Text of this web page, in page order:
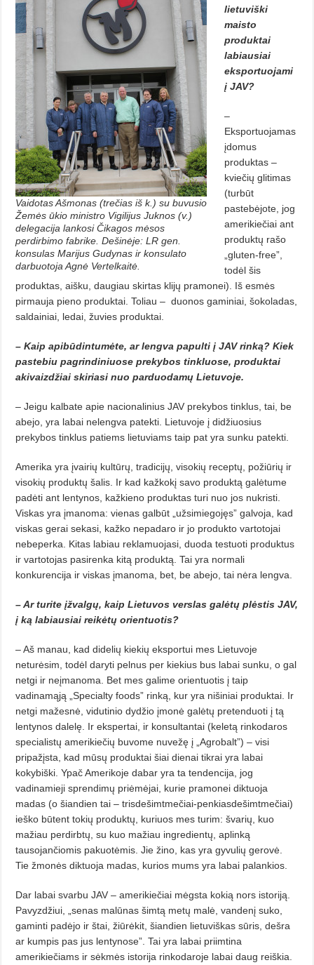
Vaidotas Ašmonas (trečias iš k.) su buvusio
Žemės ūkio ministro Vigilijus Juknos (v.)
delegacija lankosi Čikagos mėsos
perdirbimo fabrike. Dešinėje: LR gen.
konsulas Marijus Gudynas ir konsulato
darbuotoja Agnė Vertelkaitė.
lietuviški
maisto
produktai
labiausiai
eksportuojami
į JAV?
–
Eksportuojamas
įdomus
produktas –
kviečių glitimas
(turbūt
pastebėjote, jog
amerikiečiai ant
produktų rašo
„gluten-free”,
todėl šis
produktas, aišku, daugiau skirtas klijų pramonei). Iš esmės
pirmauja pieno produktai. Toliau – duonos gaminiai, šokoladas,
saldainiai, ledai, žuvies produktai.
– Kaip apibūdintumėte, ar lengva papulti į JAV rinką? Kiek
pastebiu pagrindiniuose prekybos tinkluose, produktai
akivaizdžiai skiriasi nuo parduodamų Lietuvoje.
– Jeigu kalbate apie nacionalinius JAV prekybos tinklus, tai, be
abejo, yra labai nelengva patekti. Lietuvoje į didžiuosius
prekybos tinklus patiems lietuviams taip pat yra sunku patekti.
Amerika yra įvairių kultūrų, tradicijų, visokių receptų, požiūrių ir
visokių produktų šalis. Ir kad kažkokį savo produktą galėtume
padėti ant lentynos, kažkieno produktas turi nuo jos nukristi.
Viskas yra įmanoma: vienas galbūt „užsimiegojęs” galvoja, kad
viskas gerai sekasi, kažko nepadaro ir jo produkto vartotojai
nebeperka. Kitas labiau reklamuojasi, duoda testuoti produktus
ir vartotojas pasirenka kitą produktą. Tai yra normali
konkurencija ir viskas įmanoma, bet, be abejo, tai nėra lengva.
– Ar turite įžvalgų, kaip Lietuvos verslas galėtų plėstis JAV,
į ką labiausiai reikėtų orientuotis?
– Aš manau, kad didelių kiekių eksportui mes Lietuvoje
neturėsim, todėl daryti pelnus per kiekius bus labai sunku, o gal
netgi ir neįmanoma. Bet mes galime orientuotis į taip
vadinamąją „Specialty foods” rinką, kur yra nišiniai produktai. Ir
netgi mažesnė, vidutinio dydžio įmonė galėtų pretenduoti į tą
lentynos dalelę. Ir ekspertai, ir konsultantai (keletą rinkodaros
specialistų amerikiečių buvome nuvežę į „Agrobalt”) – visi
pripažįsta, kad mūsų produktai šiai dienai tikrai yra labai
kokybiški. Ypač Amerikoje dabar yra ta tendencija, jog
vadinamieji sprendimų priėmėjai, kurie pramonei diktuoja
madas (o šiandien tai – trisdešimtmečiai-penkiasdešimtmečiai)
ieško būtent tokių produktų, kuriuos mes turim: švarių, kuo
mažiau perdirbtų, su kuo mažiau ingredientų, aplinką
tausojančiomis pakuotėmis. Jie žino, kas yra gyvulių gerovė.
Tie žmonės diktuoja madas, kurios mums yra labai palankios.
Dar labai svarbu JAV – amerikiečiai mėgsta kokią nors istoriją.
Pavyzdžiui, „senas malūnas šimtą metų malė, vandenį suko,
gaminti padėjo ir štai, žiūrėkit, šiandien lietuviškas sūris, dešra
ar kumpis pas jus lentynose”. Tai yra labai priimtina
amerikiečiams ir sėkmės istorija rinkodaroje labai daug reiškia.